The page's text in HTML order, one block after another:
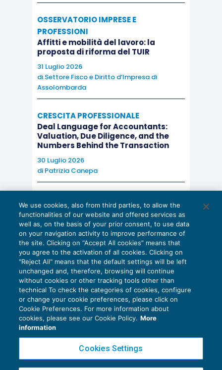
OSSERVATORIO IMPRESE E
PROFESSIONI
Affitti e mobilità del lavoro: la
proposta di riforma del TUIR
31 Luglio 2026
di Settore Fisco e Diritto d’Impresa di
Assolombarda
CRESCITA PROFESSIONALE
Deal Language for Accountants:
Valuation, Due Diligence, and the
Numbers Behind the Transaction
30 Luglio 2026
di Patrizia Canepa
EU AI Act e studi professionali: le
scadenze concrete
27 Luglio 2026
di Diego BarberieStefano Dovier
Privacy Policy
Cookie Policy
We use cookies, also from third parties, to allow the
functionalities of our website and offered services as
well as, on the basis of your prior consent, to use data
on your navigation activity to improve performance of
the site. Clicking on “Accept All cookies” means that
you agree to the activation of all cookies. Clicking on
"Reject All" means that the default settings will be left
unchanged and, therefore, browsing will continue
without cookies or other tracking tools other than
technical To check the categories of cookies, configure
or change your cookie preferences, please click on
Cookie Preferences. For more information about
cookies, please see our Cookie Policy. More
information
Cookies Settings